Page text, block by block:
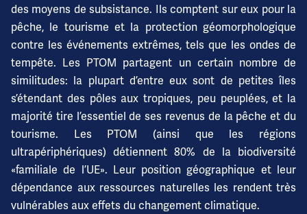
des moyens de subsistance. Ils comptent sur eux pour la
pêche, le tourisme et la protection géomorphologique
contre les événements extrêmes, tels que les ondes de
tempête. Les PTOM partagent un certain nombre de
similitudes: la plupart d’entre eux sont de petites îles
s’étendant des pôles aux tropiques, peu peuplées, et la
majorité tire l’essentiel de ses revenus de la pêche et du
tourisme. Les PTOM (ainsi que les régions
ultrapériphériques) détiennent 80% de la biodiversité
«familiale de l’UE». Leur position géographique et leur
dépendance aux ressources naturelles les rendent très
vulnérables aux effets du changement climatique.